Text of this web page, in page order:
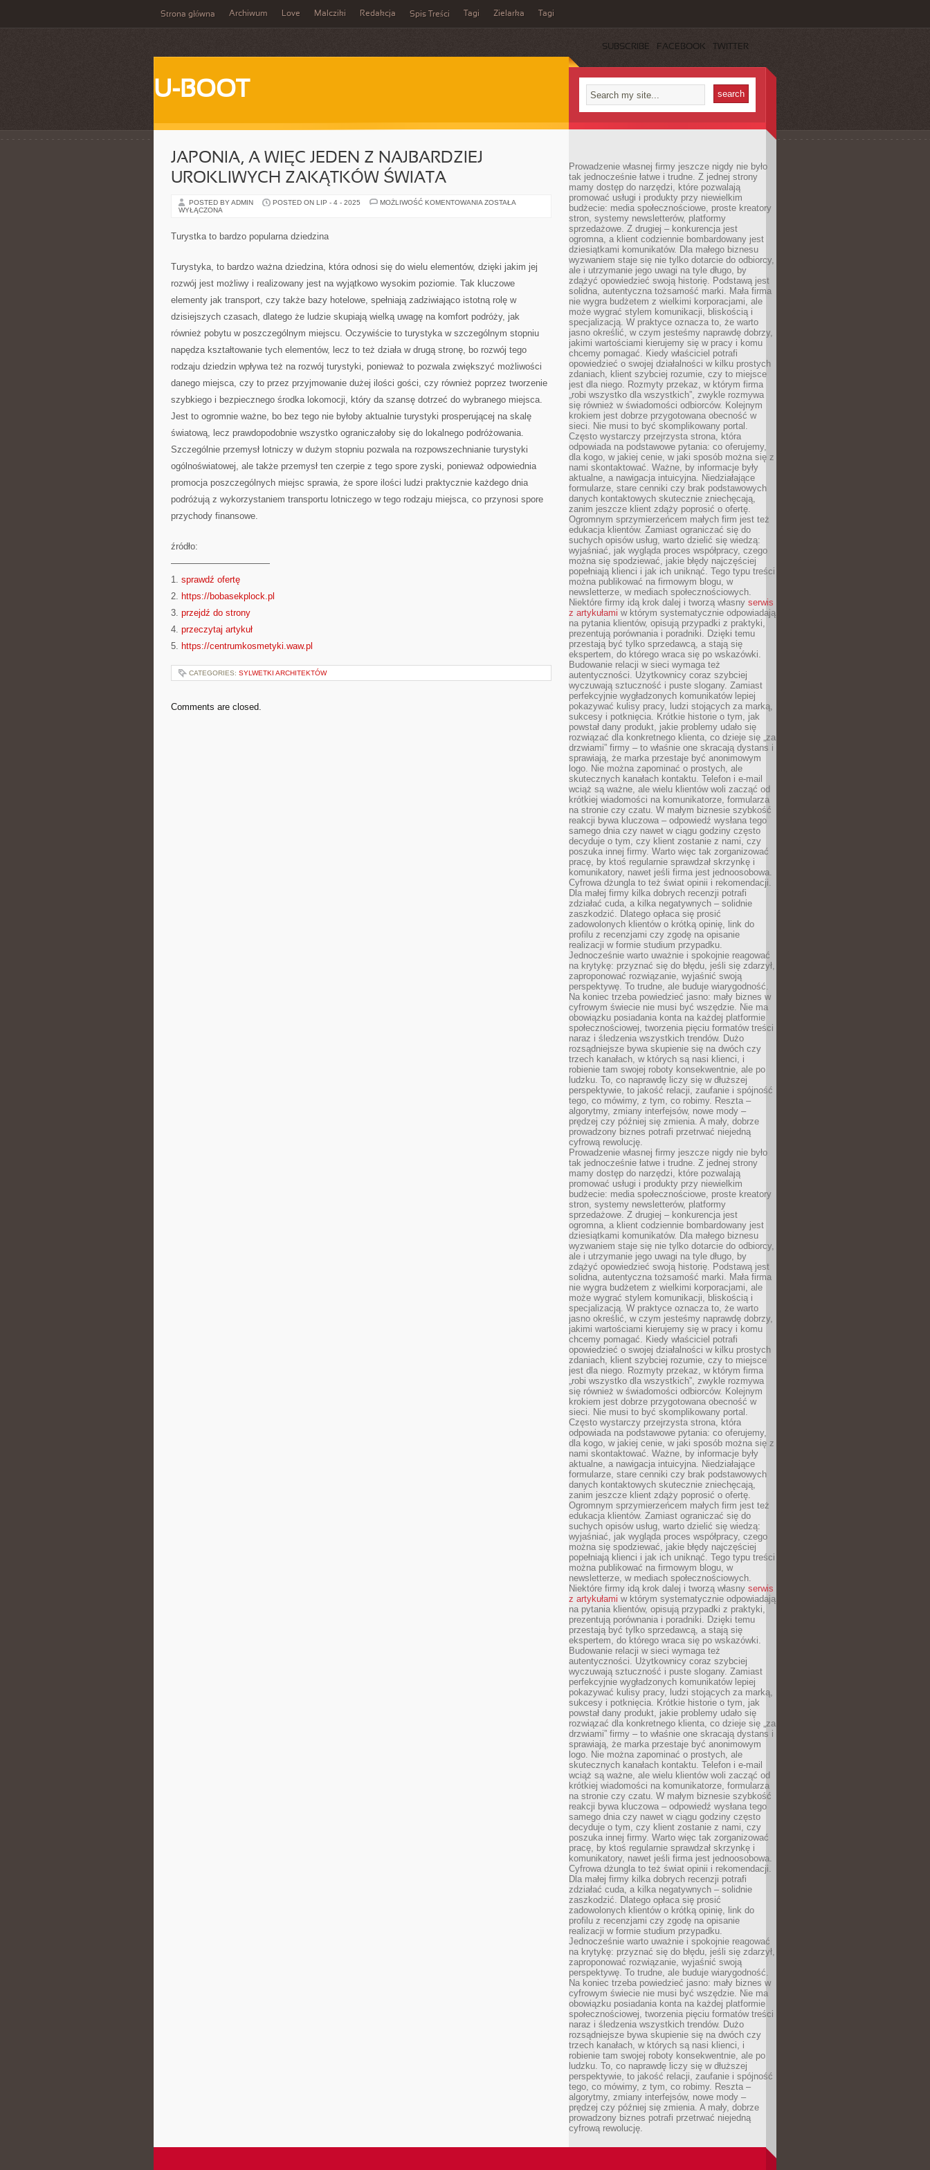
Strona główna Archiwum Love Malcziki Redakcja Spis Treści Tagi Zielarka Tagi
SUBSCRIBE FACEBOOK TWITTER
U-BOOT
JAPONIA, A WIĘC JEDEN Z NAJBARDZIEJ
UROKLIWYCH ZAKĄTKÓW ŚWIATA
POSTED BY ADMIN POSTED ON LIP - 4 - 2025 MOŻLIWOŚĆ KOMENTOWANIA JAPONIA,
ŚWIATA
ZOSTAŁA
WYŁĄCZONA
Turystka to bardzo popularna dziedzina
Turystyka, to bardzo ważna dziedzina, która odnosi się do wielu elementów, dzięki jakim jej
rozwój jest możliwy i realizowany jest na wyjątkowo wysokim poziomie. Tak kluczowe
elementy jak transport, czy także bazy hotelowe, spełniają zadziwiająco istotną rolę w
dzisiejszych czasach, dlatego że ludzie skupiają wielką uwagę na komfort podróży, jak
również pobytu w poszczególnym miejscu. Oczywiście to turystyka w szczególnym stopniu
napędza kształtowanie tych elementów, lecz to też działa w drugą stronę, bo rozwój tego
rodzaju dziedzin wpływa też na rozwój turystyki, ponieważ to pozwala zwiększyć możliwości
danego miejsca, czy to przez przyjmowanie dużej ilości gości, czy również poprzez tworzenie
szybkiego i bezpiecznego środka lokomocji, który da szansę dotrzeć do wybranego miejsca.
Jest to ogromnie ważne, bo bez tego nie byłoby aktualnie turystyki prosperującej na skalę
światową, lecz prawdopodobnie wszystko ograniczałoby się do lokalnego podróżowania.
Szczególnie przemysł lotniczy w dużym stopniu pozwala na rozpowszechnianie turystyki
ogólnoświatowej, ale także przemysł ten czerpie z tego spore zyski, ponieważ odpowiednia
promocja poszczególnych miejsc sprawia, że spore ilości ludzi praktycznie każdego dnia
podróżują z wykorzystaniem transportu lotniczego w tego rodzaju miejsca, co przynosi spore
przychody finansowe.
źródło:
———————————
1. sprawdź ofertę
2. https://bobasekplock.pl
3. przejdź do strony
4. przeczytaj artykuł
5. https://centrumkosmetyki.waw.pl
CATEGORIES: SYLWETKI ARCHITEKTÓW
Comments are closed.
Prowadzenie własnej firmy jeszcze nigdy nie było
tak jednocześnie łatwe i trudne. Z jednej strony
mamy dostęp do narzędzi, które pozwalają
promować usługi i produkty przy niewielkim
budżecie: media społecznościowe, proste kreatory
stron, systemy newsletterów, platformy
sprzedażowe. Z drugiej – konkurencja jest
ogromna, a klient codziennie bombardowany jest
dziesiątkami komunikatów. Dla małego biznesu
wyzwaniem staje się nie tylko dotarcie do odbiorcy,
ale i utrzymanie jego uwagi na tyle długo, by
zdążyć opowiedzieć swoją historię. Podstawą jest
solidna, autentyczna tożsamość marki. Mała firma
nie wygra budżetem z wielkimi korporacjami, ale
może wygrać stylem komunikacji, bliskością i
specjalizacją. W praktyce oznacza to, że warto
jasno określić, w czym jesteśmy naprawdę dobrzy,
jakimi wartościami kierujemy się w pracy i komu
chcemy pomagać. Kiedy właściciel potrafi
opowiedzieć o swojej działalności w kilku prostych
zdaniach, klient szybciej rozumie, czy to miejsce
jest dla niego. Rozmyty przekaz, w którym firma
„robi wszystko dla wszystkich”, zwykle rozmywa
się również w świadomości odbiorców. Kolejnym
krokiem jest dobrze przygotowana obecność w
sieci. Nie musi to być skomplikowany portal.
Często wystarczy przejrzysta strona, która
odpowiada na podstawowe pytania: co oferujemy,
dla kogo, w jakiej cenie, w jaki sposób można się z
nami skontaktować. Ważne, by informacje były
aktualne, a nawigacja intuicyjna. Niedziałające
formularze, stare cenniki czy brak podstawowych
danych kontaktowych skutecznie zniechęcają,
zanim jeszcze klient zdąży poprosić o ofertę.
Ogromnym sprzymierzeńcem małych firm jest też
edukacja klientów. Zamiast ograniczać się do
suchych opisów usług, warto dzielić się wiedzą:
wyjaśniać, jak wygląda proces współpracy, czego
można się spodziewać, jakie błędy najczęściej
popełniają klienci i jak ich uniknąć. Tego typu treści
można publikować na firmowym blogu, w
newsletterze, w mediach społecznościowych.
Niektóre firmy idą krok dalej i tworzą własny serwis
z artykułami w którym systematycznie odpowiadają
na pytania klientów, opisują przypadki z praktyki,
prezentują porównania i poradniki. Dzięki temu
przestają być tylko sprzedawcą, a stają się
ekspertem, do którego wraca się po wskazówki.
Budowanie relacji w sieci wymaga też
autentyczności. Użytkownicy coraz szybciej
wyczuwają sztuczność i puste slogany. Zamiast
perfekcyjnie wygładzonych komunikatów lepiej
pokazywać kulisy pracy, ludzi stojących za marką,
sukcesy i potknięcia. Krótkie historie o tym, jak
powstał dany produkt, jakie problemy udało się
rozwiązać dla konkretnego klienta, co dzieje się „za
drzwiami” firmy – to właśnie one skracają dystans i
sprawiają, że marka przestaje być anonimowym
logo. Nie można zapominać o prostych, ale
skutecznych kanałach kontaktu. Telefon i e-mail
wciąż są ważne, ale wielu klientów woli zacząć od
krótkiej wiadomości na komunikatorze, formularza
na stronie czy czatu. W małym biznesie szybkość
reakcji bywa kluczowa – odpowiedź wysłana tego
samego dnia czy nawet w ciągu godziny często
decyduje o tym, czy klient zostanie z nami, czy
poszuka innej firmy. Warto więc tak zorganizować
pracę, by ktoś regularnie sprawdzał skrzynkę i
komunikatory, nawet jeśli firma jest jednoosobowa.
Cyfrowa dżungla to też świat opinii i rekomendacji.
Dla małej firmy kilka dobrych recenzji potrafi
zdziałać cuda, a kilka negatywnych – solidnie
zaszkodzić. Dlatego opłaca się prosić
zadowolonych klientów o krótką opinię, link do
profilu z recenzjami czy zgodę na opisanie
realizacji w formie studium przypadku.
Jednocześnie warto uważnie i spokojnie reagować
na krytykę: przyznać się do błędu, jeśli się zdarzył,
zaproponować rozwiązanie, wyjaśnić swoją
perspektywę. To trudne, ale buduje wiarygodność.
Na koniec trzeba powiedzieć jasno: mały biznes w
cyfrowym świecie nie musi być wszędzie. Nie ma
obowiązku posiadania konta na każdej platformie
społecznościowej, tworzenia pięciu formatów treści
naraz i śledzenia wszystkich trendów. Dużo
rozsądniejsze bywa skupienie się na dwóch czy
trzech kanałach, w których są nasi klienci, i
robienie tam swojej roboty konsekwentnie, ale po
ludzku. To, co naprawdę liczy się w dłuższej
perspektywie, to jakość relacji, zaufanie i spójność
tego, co mówimy, z tym, co robimy. Reszta –
algorytmy, zmiany interfejsów, nowe mody –
prędzej czy później się zmienia. A mały, dobrze
prowadzony biznes potrafi przetrwać niejedną
cyfrową rewolucję.
Prowadzenie własnej firmy jeszcze nigdy nie było
tak jednocześnie łatwe i trudne. Z jednej strony
mamy dostęp do narzędzi, które pozwalają
promować usługi i produkty przy niewielkim
budżecie: media społecznościowe, proste kreatory
stron, systemy newsletterów, platformy
sprzedażowe. Z drugiej – konkurencja jest
ogromna, a klient codziennie bombardowany jest
dziesiątkami komunikatów. Dla małego biznesu
wyzwaniem staje się nie tylko dotarcie do odbiorcy,
ale i utrzymanie jego uwagi na tyle długo, by
zdążyć opowiedzieć swoją historię. Podstawą jest
solidna, autentyczna tożsamość marki. Mała firma
nie wygra budżetem z wielkimi korporacjami, ale
może wygrać stylem komunikacji, bliskością i
specjalizacją. W praktyce oznacza to, że warto
jasno określić, w czym jesteśmy naprawdę dobrzy,
jakimi wartościami kierujemy się w pracy i komu
chcemy pomagać. Kiedy właściciel potrafi
opowiedzieć o swojej działalności w kilku prostych
zdaniach, klient szybciej rozumie, czy to miejsce
jest dla niego. Rozmyty przekaz, w którym firma
„robi wszystko dla wszystkich”, zwykle rozmywa
się również w świadomości odbiorców. Kolejnym
krokiem jest dobrze przygotowana obecność w
sieci. Nie musi to być skomplikowany portal.
Często wystarczy przejrzysta strona, która
odpowiada na podstawowe pytania: co oferujemy,
dla kogo, w jakiej cenie, w jaki sposób można się z
nami skontaktować. Ważne, by informacje były
aktualne, a nawigacja intuicyjna. Niedziałające
formularze, stare cenniki czy brak podstawowych
danych kontaktowych skutecznie zniechęcają,
zanim jeszcze klient zdąży poprosić o ofertę.
Ogromnym sprzymierzeńcem małych firm jest też
edukacja klientów. Zamiast ograniczać się do
suchych opisów usług, warto dzielić się wiedzą:
wyjaśniać, jak wygląda proces współpracy, czego
można się spodziewać, jakie błędy najczęściej
popełniają klienci i jak ich uniknąć. Tego typu treści
można publikować na firmowym blogu, w
newsletterze, w mediach społecznościowych.
Niektóre firmy idą krok dalej i tworzą własny serwis
z artykułami w którym systematycznie odpowiadają
na pytania klientów, opisują przypadki z praktyki,
prezentują porównania i poradniki. Dzięki temu
przestają być tylko sprzedawcą, a stają się
ekspertem, do którego wraca się po wskazówki.
Budowanie relacji w sieci wymaga też
autentyczności. Użytkownicy coraz szybciej
wyczuwają sztuczność i puste slogany. Zamiast
perfekcyjnie wygładzonych komunikatów lepiej
pokazywać kulisy pracy, ludzi stojących za marką,
sukcesy i potknięcia. Krótkie historie o tym, jak
powstał dany produkt, jakie problemy udało się
rozwiązać dla konkretnego klienta, co dzieje się „za
drzwiami” firmy – to właśnie one skracają dystans i
sprawiają, że marka przestaje być anonimowym
logo. Nie można zapominać o prostych, ale
skutecznych kanałach kontaktu. Telefon i e-mail
wciąż są ważne, ale wielu klientów woli zacząć od
krótkiej wiadomości na komunikatorze, formularza
na stronie czy czatu. W małym biznesie szybkość
reakcji bywa kluczowa – odpowiedź wysłana tego
samego dnia czy nawet w ciągu godziny często
decyduje o tym, czy klient zostanie z nami, czy
poszuka innej firmy. Warto więc tak zorganizować
pracę, by ktoś regularnie sprawdzał skrzynkę i
komunikatory, nawet jeśli firma jest jednoosobowa.
Cyfrowa dżungla to też świat opinii i rekomendacji.
Dla małej firmy kilka dobrych recenzji potrafi
zdziałać cuda, a kilka negatywnych – solidnie
zaszkodzić. Dlatego opłaca się prosić
zadowolonych klientów o krótką opinię, link do
profilu z recenzjami czy zgodę na opisanie
realizacji w formie studium przypadku.
Jednocześnie warto uważnie i spokojnie reagować
na krytykę: przyznać się do błędu, jeśli się zdarzył,
zaproponować rozwiązanie, wyjaśnić swoją
perspektywę. To trudne, ale buduje wiarygodność.
Na koniec trzeba powiedzieć jasno: mały biznes w
cyfrowym świecie nie musi być wszędzie. Nie ma
obowiązku posiadania konta na każdej platformie
społecznościowej, tworzenia pięciu formatów treści
naraz i śledzenia wszystkich trendów. Dużo
rozsądniejsze bywa skupienie się na dwóch czy
trzech kanałach, w których są nasi klienci, i
robienie tam swojej roboty konsekwentnie, ale po
ludzku. To, co naprawdę liczy się w dłuższej
perspektywie, to jakość relacji, zaufanie i spójność
tego, co mówimy, z tym, co robimy. Reszta –
algorytmy, zmiany interfejsów, nowe mody –
prędzej czy później się zmienia. A mały, dobrze
prowadzony biznes potrafi przetrwać niejedną
cyfrową rewolucję.